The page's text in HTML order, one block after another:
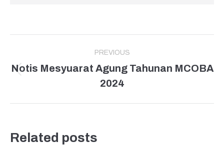
PREVIOUS
Notis Mesyuarat Agung Tahunan MCOBA
2024
Related posts